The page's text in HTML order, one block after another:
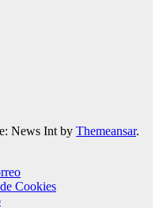
News Int by Themeansar.
Cookies